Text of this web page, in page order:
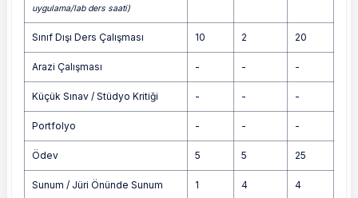
uygulama/lab ders saati)
Sınıf Dışı Ders Çalışması 10 2 20
Arazi Çalışması - - -
Küçük Sınav / Stüdyo Kritiği - - -
Portfolyo - - -
Ödev 5 5 25
Sunum / Jüri Önünde Sunum 1 4 4